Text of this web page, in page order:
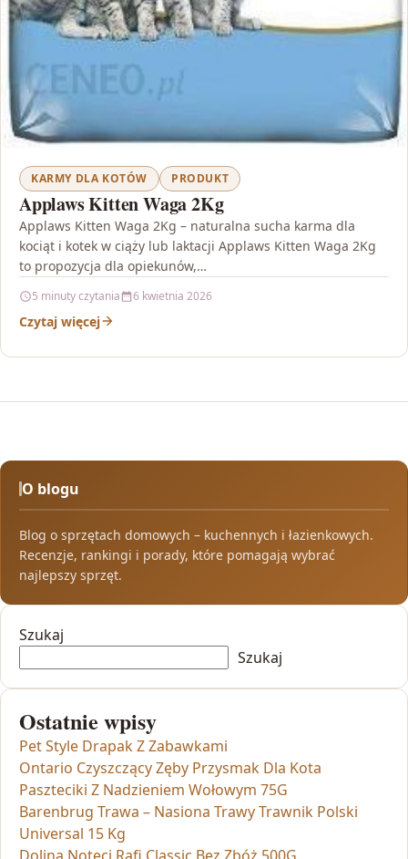
KARMY DLA KOTÓW PRODUKT
Applaws Kitten Waga 2Kg
Applaws Kitten Waga 2Kg – naturalna sucha karma dla
kociąt i kotek w ciąży lub laktacji Applaws Kitten Waga 2Kg
to propozycja dla opiekunów,…
5 minuty czytania 6 kwietnia 2026
Czytaj więcej
O blogu
Blog o sprzętach domowych – kuchennych i łazienkowych.
Recenzje, rankingi i porady, które pomagają wybrać
najlepszy sprzęt.
Szukaj
Szukaj
Ostatnie wpisy
Pet Style Drapak Z Zabawkami
Ontario Czyszczący Zęby Przysmak Dla Kota
Paszteciki Z Nadzieniem Wołowym 75G
Barenbrug Trawa – Nasiona Trawy Trawnik Polski
Universal 15 Kg
Dolina Noteci Rafi Classic Bez Zbóż 500G